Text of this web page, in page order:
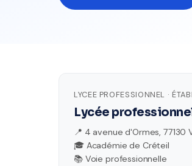
LYCEE PROFESSIONNEL ·
Lycée
📍 4 avenue d'Ormes,
🎓 Académie de Créteil
📚 Voie professionnelle